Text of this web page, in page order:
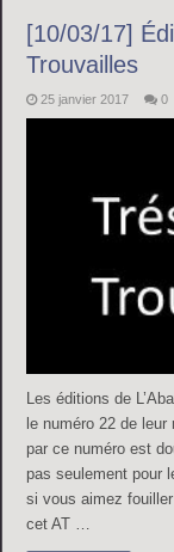
[10/03/17]
Trouvailles
25 janvier 2017 0
Les éditions de
le numéro 22 de
par ce numéro est
pas seulement pour
si vous aimez
cet AT …